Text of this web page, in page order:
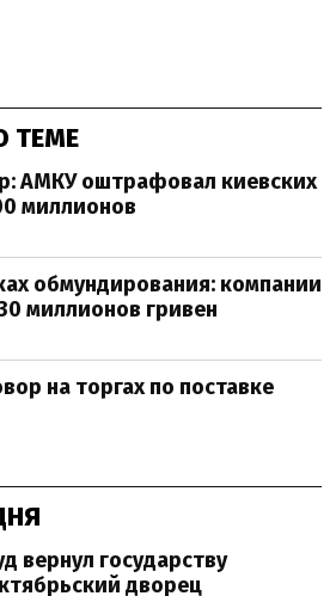
ТЕМЕ
АМКУ оштрафовал киевских
миллионов
обмундирования: компании
миллионов гривен
на торгах по поставке
вернул государству
дворец